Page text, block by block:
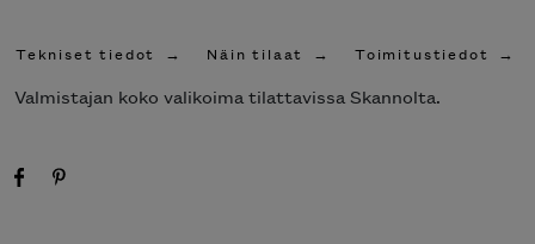
Tekniset tiedot Näin tilaat Toimitustiedot
Valmistajan koko valikoima tilattavissa Skannolta.